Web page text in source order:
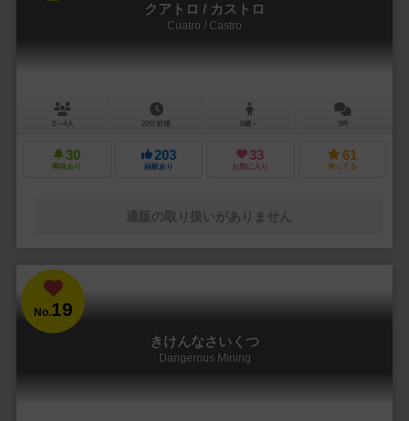
クアトロ / カストロ
Cuatro / Castro
2～4人 20分前後 8歳～ 3件
30
興味あり
203
経験あり
33
お気に入り
61
持ってる
通販の取り扱いがありません
No.19
きけんなさいくつ
Dangerous Mining